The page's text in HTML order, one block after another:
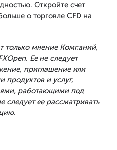
Откройте счет
о торговле CFD на
только мнение Компаний,
Ее не следует
приглашение или
и услуг,
работающими под
следует ее рассматривать